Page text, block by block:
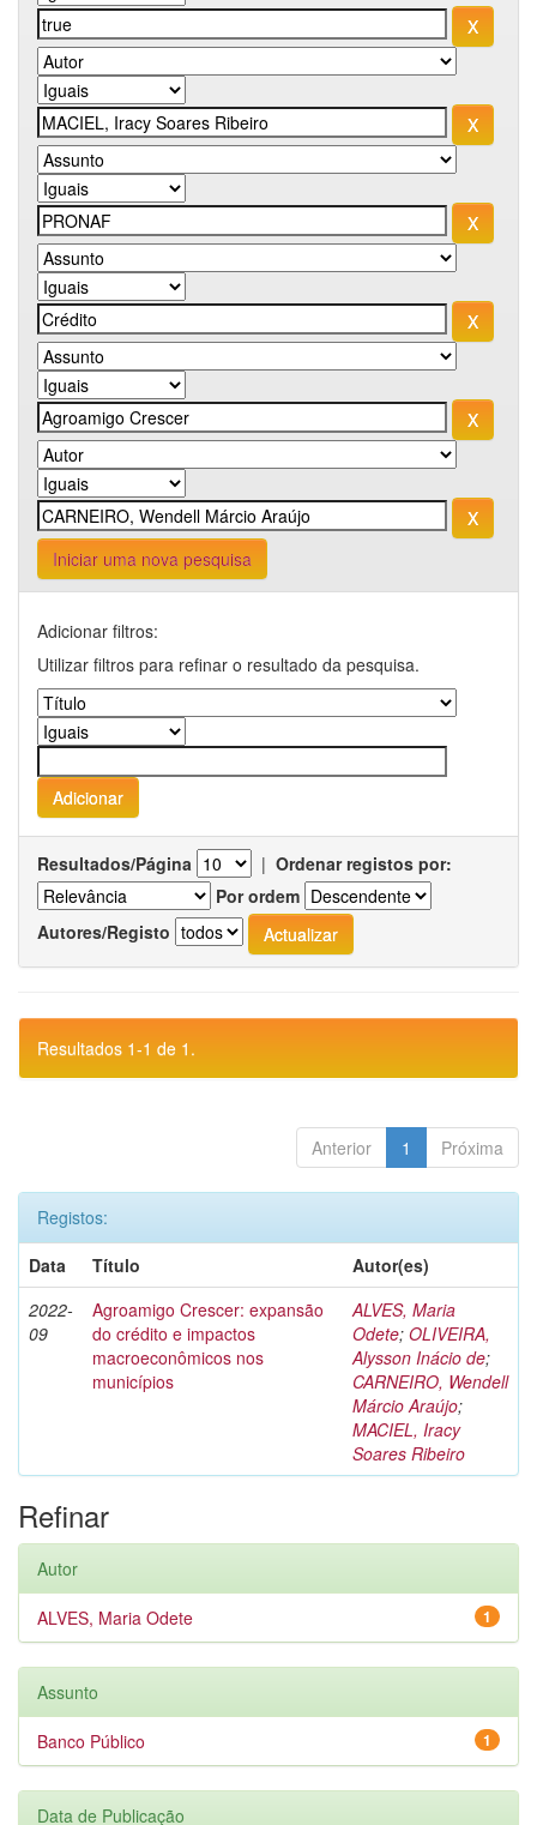
Iniciar uma nova pesquisa
Adicionar filtros:
Utilizar filtros para refinar o resultado da pesquisa.
Resultados/Página | Ordenar registos por:
Por ordem
Autores/Registo
Resultados 1-1 de 1.
Anterior 1 Próxima
Registos:
Data
Título
Autor(es)
2022-
09
Agroamigo Crescer: expansão
do crédito e impactos
macroeconômicos nos
municípios
ALVES, Maria
Odete; OLIVEIRA,
Alysson Inácio de;
CARNEIRO, Wendell
Márcio Araújo;
MACIEL, Iracy
Soares Ribeiro
Refinar
Autor
1
ALVES, Maria Odete
Assunto
1
Banco Público
Data de Publicação